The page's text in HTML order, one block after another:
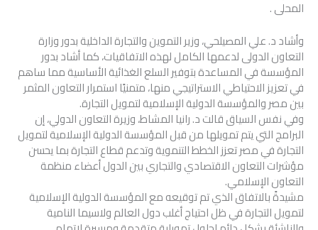
المحلى .
وأشاد د. علي المصيلحي، وزير التموين والتجارة الداخلية بدور وزارة
التعاون الدولى لدعمها الكامل لهذه الاتفاقيات، كما أشاد بدور
المؤسسة في المساعدة بتوفير السلع الغذائية الأساسية مما ساهم
في تعزيز الاحتياطي الاستراتيجي منها، متمنيًا استمرار التعاون المثمر
بين مصر والمؤسسة الدولية الإسلامية لتمويل التجارة.
وفي نفس السياق قالت د. رانيا المشاط، وزيرة التعاون الدولي، إن
البرامج التي يتم تمويلها من قبل المؤسسة الدولية الإسلامية لتمويل
التجارة في مصر تعزز الخطط التنموية وتدعم قطاع التجارة بما يحسن
مؤشرات التعاون الاقتصادي والتجاري بين الدول أعضاء منظمة
التعاون الإسلامي.
مشيدةً بالاتفاق الذي تم توقيعه مع المؤسسة الدولية الإسلامية
لتمويل التجارة في ظل احتياج أغلب دول العالم ولاسيما النامية